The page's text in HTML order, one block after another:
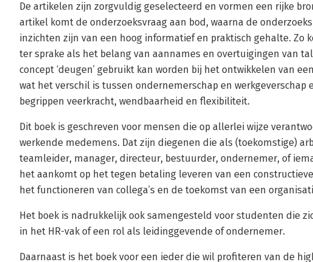
De artikelen zijn zorgvuldig geselecteerd en vormen een rijke
artikel komt de onderzoeksvraag aan bod, waarna de
inzichten zijn van een hoog informatief en praktisch gehalte. Zo
ter sprake als het belang van aannames en overtuigingen van
concept ‘deugen’ gebruikt kan worden bij het ontwikkelen van
wat het verschil is tussen ondernemerschap en werkgeverschap
begrippen veerkracht, wendbaarheid en flexibiliteit.
Dit boek is geschreven voor mensen die op allerlei wijze
werkende medemens. Dat zijn diegenen die als (toekomstige)
teamleider, manager, directeur, bestuurder, ondernemer, of
het aankomt op het tegen betaling leveren van een
het functioneren van collega’s en de toekomst van een
Het boek is nadrukkelijk ook samengesteld voor studenten die
in het HR-vak of een rol als leidinggevende of ondernemer.
Daarnaast is het boek voor een ieder die wil profiteren van de